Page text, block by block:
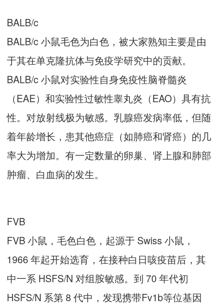
BALB/c
BALB/c 小鼠毛色为白色，被大家熟知主要是由
于其在单克隆抗体与免疫学研究中的贡献。
BALB/c 小鼠对实验性自身免疫性脑脊髓炎
（EAE）和实验性过敏性睾丸炎（EAO）具有抗
性。对放射线极为敏感。乳腺癌发病率低，但随
着年龄增长，患其他癌症（如肺癌和肾癌）的几
率大为增加。有一定数量的卵巢、肾上腺和肺部
肿瘤、白血病的发生。
FVB
FVB 小鼠，毛色白色，起源于 Swiss 小鼠，
1966 年起开始选育，在接种白日咳疫苗后，其
中一系 HSFS/N 对组胺敏感。到 70 年代初
HSFS/N 系第 8 代中，发现携带Fv1b等位基因